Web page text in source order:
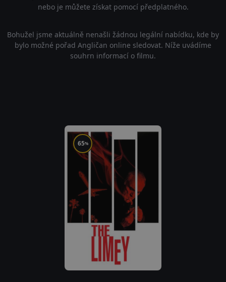
nebo je můžete získat pomocí předplatného.
Bohužel jsme aktuálně nenašli žádnou legální nabídku, kde by
bylo možné pořad Angličan online sledovat. Níže uvádíme
souhrn informací o filmu.
65%